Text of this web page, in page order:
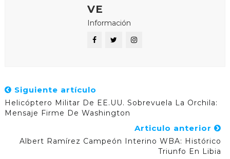
VE
Información
Siguiente artículo
Helicóptero Militar De EE.UU. Sobrevuela La Orchila:
Mensaje Firme De Washington
Articulo anterior
Albert Ramírez Campeón Interino WBA: Histórico
Triunfo En Libia